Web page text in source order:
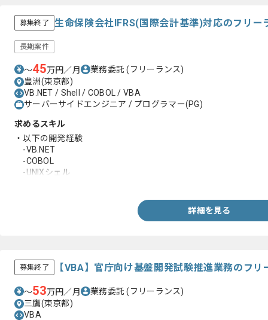
募集終了 生命保険会社IFRS(国際会計基準)対応のフリー
長期案件
〜45万円／月 業務委託(フリーランス)
豊洲(東京都)
VB.NET / Shell / COBOL / VBA
サーバーサイドエンジニア / プログラマー(PG)
求めるスキル
・以下の開発経験
-VB.NET
-COBOL
-UNIXシェル
詳細を見る
募集終了 【VBA】官庁向け基盤開発試験推進業務のフ
〜53万円／月 業務委託(フリーランス)
三鷹(東京都)
VBA